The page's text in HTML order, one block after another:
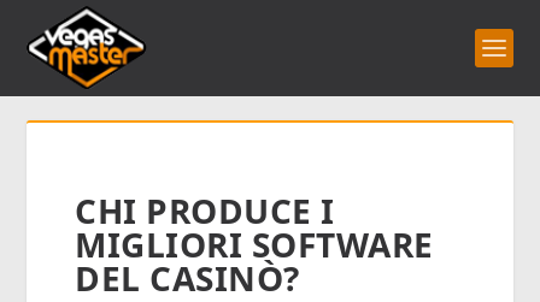
CHI PRODUCE I
MIGLIORI SOFTWARE
DEL CASINÒ?